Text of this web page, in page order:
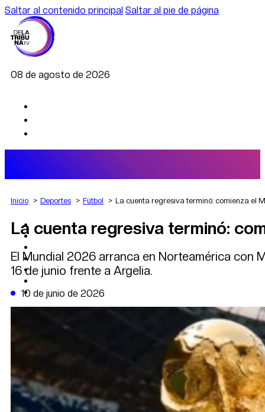
Saltar al contenido principal Saltar al pie de página
08 de agosto de 2026
AGRO
DEPORTES
POLÍTICA
CAMBIO CLIMÁTICO
DATA FIRME
DE LA TRIBUNA TV
Inicio Deportes Fútbol La cuenta regresiva terminó: comienza el
La cuenta regresiva terminó:
El Mundial 2026 arranca en Norteamérica con
16 de junio frente a Argelia.
10 de junio de 2026